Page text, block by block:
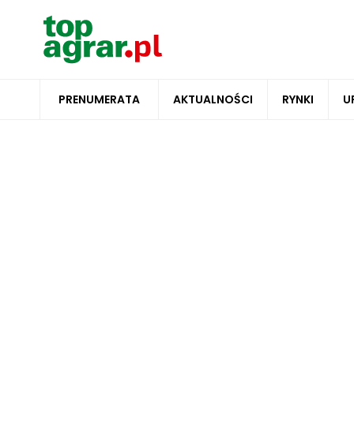
PRENUMERATA AKTUALNOŚCI RYNKI